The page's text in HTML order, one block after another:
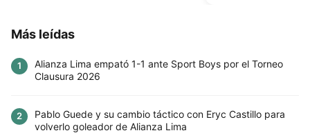
Más leídas
1
Alianza Lima empató 1-1 ante Sport Boys por el Torneo
Clausura 2026
2
Pablo Guede y su cambio táctico con Eryc Castillo para
volverlo goleador de Alianza Lima